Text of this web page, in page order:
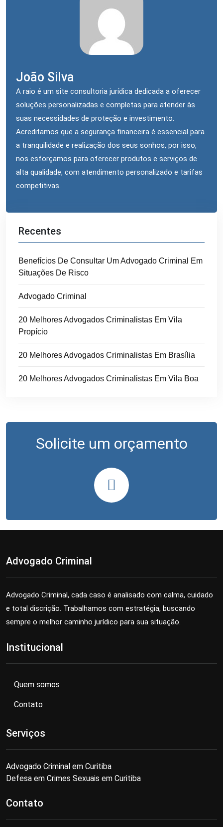
João Silva
A raio é um site consultoria jurídica dedicada a oferecer
soluções personalizadas e completas para atender às
suas necessidades de proteção e investimento.
Acreditamos que a segurança financeira é essencial para
a tranquilidade e realização dos seus sonhos, por isso,
nos esforçamos para oferecer produtos e serviços de
alta qualidade, com atendimento personalizado e tarifas
competitivas.
Recentes
Benefícios De Consultar Um Advogado Criminal Em
Situações De Risco
Advogado Criminal
20 Melhores Advogados Criminalistas Em Vila
Propício
20 Melhores Advogados Criminalistas Em Brasília
20 Melhores Advogados Criminalistas Em Vila Boa
Solicite um orçamento
Advogado Criminal
Advogado Criminal, cada caso é analisado com calma, cuidado
e total discrição. Trabalhamos com estratégia, buscando
sempre o melhor caminho jurídico para sua situação.
Institucional
Quem somos
Contato
Serviços
Advogado Criminal em Curitiba
Defesa em Crimes Sexuais em Curitiba
Contato